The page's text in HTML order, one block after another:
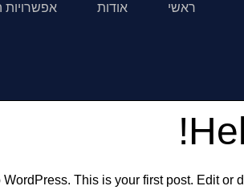
ראשי אודות אפשרויות
This is your first post. Edit or